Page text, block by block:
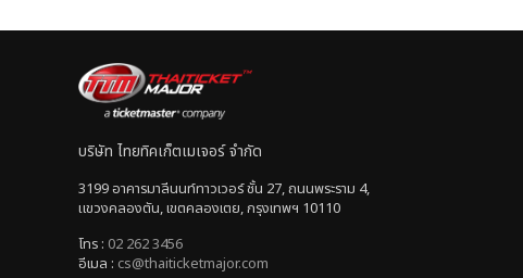
บริษัท ไทยทิคเก็ตเมเจอร์ จำกัด
3199 อาคารมาลีนนท์ทาวเวอร์ ชั้น 27, ถนนพระราม 4,
แขวงคลองตัน, เขตคลองเตย, กรุงเทพฯ 10110
โทร : 02 262 3456
อีเมล : cs@thaiticketmajor.com